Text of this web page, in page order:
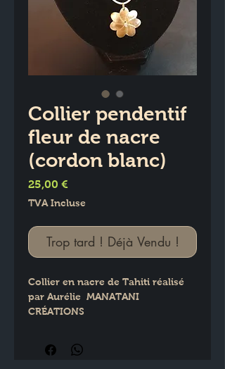
Collier pendentif
fleur de nacre
(cordon blanc)
25,00 €
TVA Incluse
Trop tard ! Déjà Vendu !
Collier en nacre de Tahiti réalisé
par Aurélie  MANATANI
CRÉATIONS